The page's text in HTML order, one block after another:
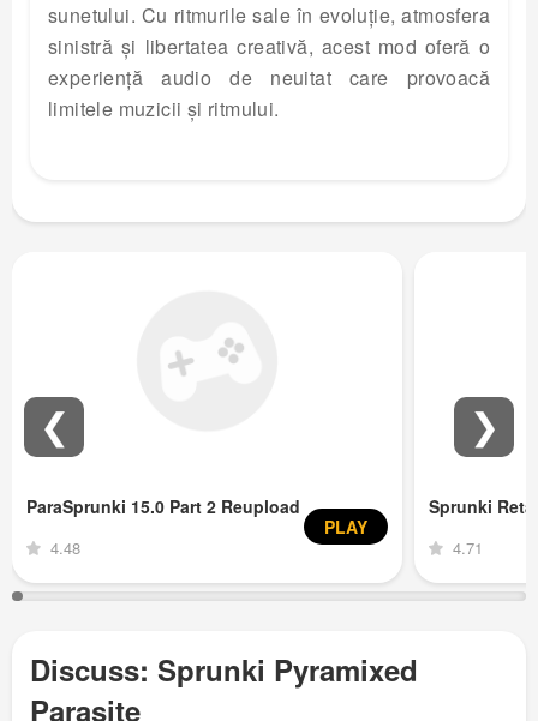
sunetului. Cu ritmurile sale în evoluție, atmosfera
sinistră și libertatea creativă, acest mod oferă o
experiență audio de neuitat care provoacă
limitele muzicii și ritmului.
ParaSprunki 15.0 Part 2 Reupload
4.48
PLAY
Sprunki
4.71
❮ ❯
Discuss: Sprunki Pyramixed
Parasite